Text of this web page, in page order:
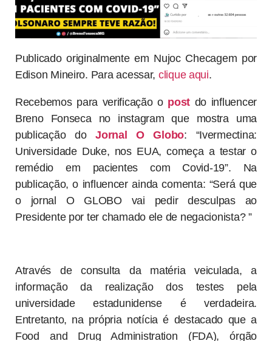
Publicado originalmente em Nujoc Checagem por
Edison Mineiro. Para acessar, clique aqui.
Recebemos para verificação o post do influencer
Breno Fonseca no instagram que mostra uma
publicação doJornal O Globo: “Ivermectina:
Universidade Duke, nos EUA, começa a testar o
remédio em pacientes com Covid-19”. Na
publicação, o influencer ainda comenta: “Será que
o jornal O GLOBO vai pedir desculpas ao
Presidente por ter chamado ele de negacionista? ”
Através de consulta da matéria veiculada, a
informação da realização dos testes pela
universidade estadunidense é verdadeira.
Entretanto, na própria notícia é destacado que a
Food and Drug Administration (FDA), órgão